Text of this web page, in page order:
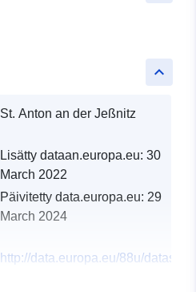
keyboard_arrow_up
St. Anton an der Jeßnitz
Lisätty dataan.europa.eu: 30
March 2022
Päivitetty data.europa.eu: 29
March 2024
http://data.europa.eu/88u/